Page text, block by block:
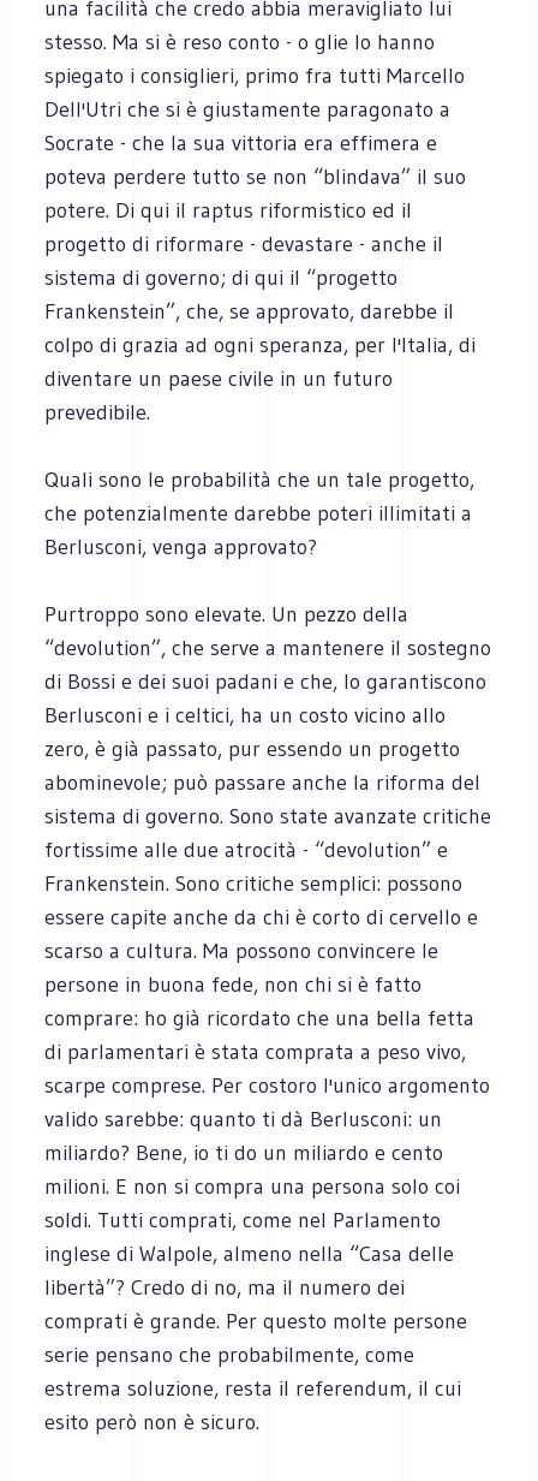
una facilità che credo abbia meravigliato lui
stesso. Ma si è reso conto - o glie lo hanno
spiegato i consiglieri, primo fra tutti Marcello
Dell'Utri che si è giustamente paragonato a
Socrate - che la sua vittoria era effimera e
poteva perdere tutto se non “blindava” il suo
potere. Di qui il raptus riformistico ed il
progetto di riformare - devastare - anche il
sistema di governo; di qui il “progetto
Frankenstein”, che, se approvato, darebbe il
colpo di grazia ad ogni speranza, per l'Italia, di
diventare un paese civile in un futuro
prevedibile.
Quali sono le probabilità che un tale progetto,
che potenzialmente darebbe poteri illimitati a
Berlusconi, venga approvato?
Purtroppo sono elevate. Un pezzo della
“devolution”, che serve a mantenere il sostegno
di Bossi e dei suoi padani e che, lo garantiscono
Berlusconi e i celtici, ha un costo vicino allo
zero, è già passato, pur essendo un progetto
abominevole; può passare anche la riforma del
sistema di governo. Sono state avanzate critiche
fortissime alle due atrocità - “devolution” e
Frankenstein. Sono critiche semplici: possono
essere capite anche da chi è corto di cervello e
scarso a cultura. Ma possono convincere le
persone in buona fede, non chi si è fatto
comprare: ho già ricordato che una bella fetta
di parlamentari è stata comprata a peso vivo,
scarpe comprese. Per costoro l'unico argomento
valido sarebbe: quanto ti dà Berlusconi: un
miliardo? Bene, io ti do un miliardo e cento
milioni. E non si compra una persona solo coi
soldi. Tutti comprati, come nel Parlamento
inglese di Walpole, almeno nella “Casa delle
libertà”? Credo di no, ma il numero dei
comprati è grande. Per questo molte persone
serie pensano che probabilmente, come
estrema soluzione, resta il referendum, il cui
esito però non è sicuro.